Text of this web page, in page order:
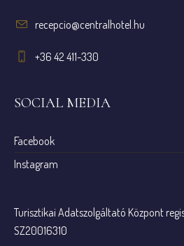
recepcio@centralhotel.hu
+36 42 411-330
SOCIAL MEDIA
Facebook
Instagram
Turisztikai Adatszolgáltató Központ
SZ20016310